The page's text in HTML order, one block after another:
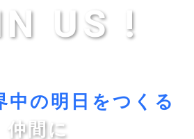
US !
中の明日をつくる
仲間に